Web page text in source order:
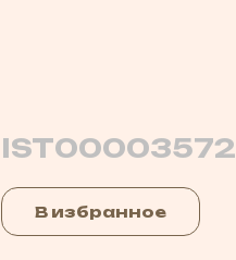
IST00003572
В избранное